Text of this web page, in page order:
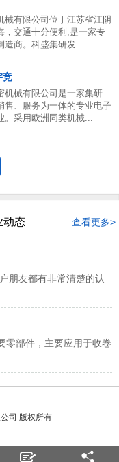
械有限公司位于江苏省江阴
，交通十分便利,是一家专
造商。科盛集研发...
竞
机械有限公司是一家集研
售、服务为一体的专业电子
。采用欧洲同类机械...
动态 查看更多>
朋友都有非常清楚的认
零部件，主要应用于收卷
司 版权所有